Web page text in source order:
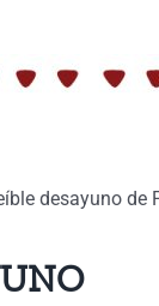
desayuno de